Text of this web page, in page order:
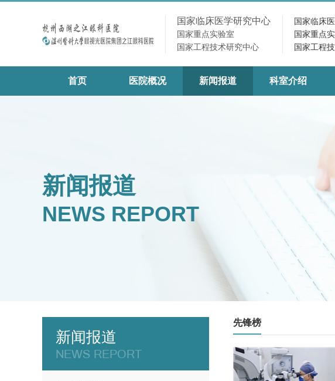
国家临床医学研究中心
国家重点实验室
国家工程技术研究中心
国家临床
国家重点
国家工程
首页 医院概况 新闻报道 科室介绍
新闻报道
NEWS REPORT
新闻报道
NEWS REPORT
先锋榜